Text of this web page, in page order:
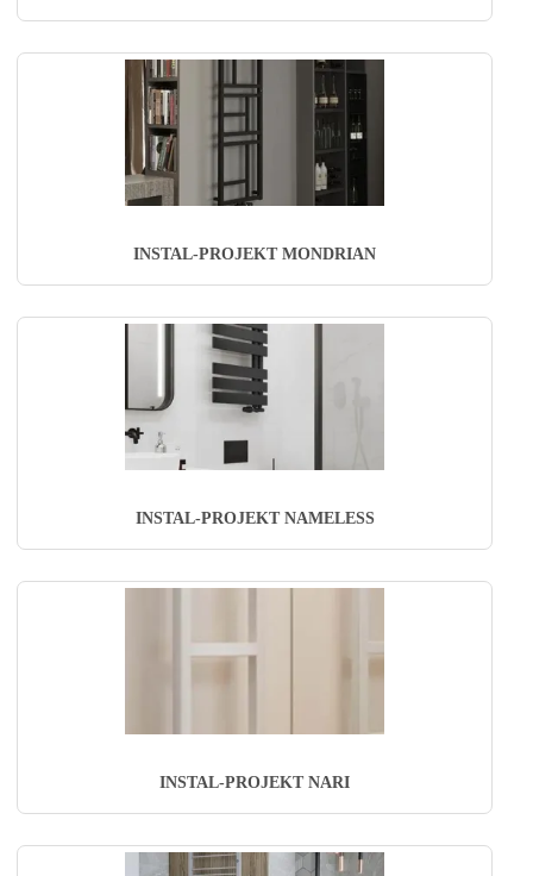
INSTAL-PROJEKT MONDRIAN
INSTAL-PROJEKT NAMELESS
INSTAL-PROJEKT NARI